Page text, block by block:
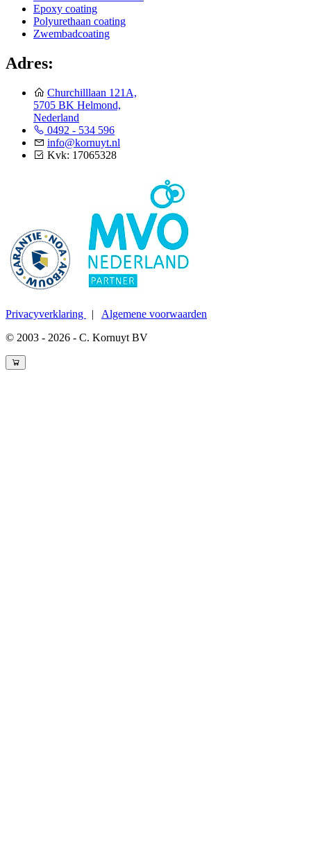
Epoxy coating
Polyurethaan coating
Zwembadcoating
Adres:
Churchilllaan 121A,
5705 BK Helmond,
Nederland
0492 - 534 596
info@kornuyt.nl
Kvk: 17065328
Privacyverklaring | Algemene voorwaarden
© 2003 - 2026 - C. Kornuyt BV